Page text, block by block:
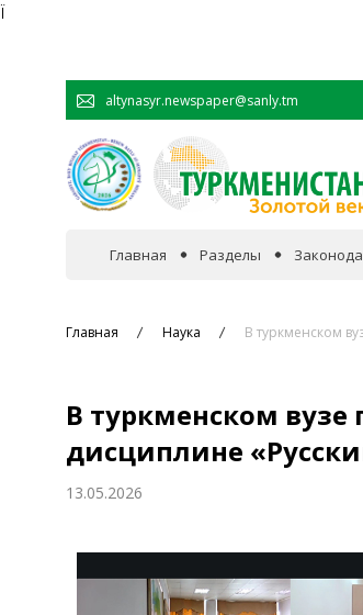
Ï
altynasyr.newspaper@sanly.tm
Главная Разделы
Сотрудничество
Главная Наука В туркменском
В туркменском вузе
дисциплине
13.05.2026